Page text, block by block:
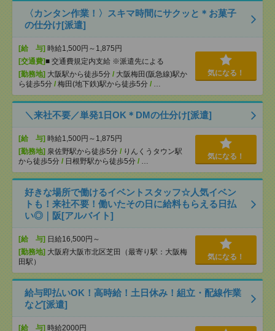
〈カンタン作業！〉スキマ時間にサクッと＊お菓子
の仕分け[派遣]
[給 与] 時給1,500円～1,875円
[交通費]■ 交通費規定内支給 ※派遣先による
[勤務地] 大阪駅から徒歩5分 / 大阪梅田(阪急線)駅か
ら徒歩5分 / 梅田(地下鉄)駅から徒歩5分 / …
気になる！
＼来社不要／単発1日OK＊DMの仕分け[派遣]
[給 与] 時給1,500円～1,875円
[勤務地] 泉佐野駅から徒歩5分 / りんくうタウン駅
から徒歩5分 / 日根野駅から徒歩5分 / …
気になる！
好きな場所で働けるイベントスタッフ☆人気イベン
トも！来社不要！働いたその日に給料もらえる日払
い◎｜阪[アルバイト]
[給 与] 日給16,500円～
[勤務地] 大阪府大阪市北区芝田（最寄り駅：大阪梅
田駅）
気になる！
給与即払いOK！高時給！土日休み！組立・配線作業
など[派遣]
[給 与] 時給2000円